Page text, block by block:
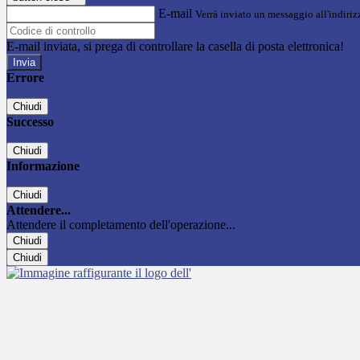
E-mail Verrà inviato un messaggio
E-mail inviata, si prega di controllare la casella di posta elettronica!
Errore
Chiudi
Successo
Chiudi
Informazione
Chiudi
Attendere...
Attendere il completamento dell'operazione...
Chiudi
Chiudi